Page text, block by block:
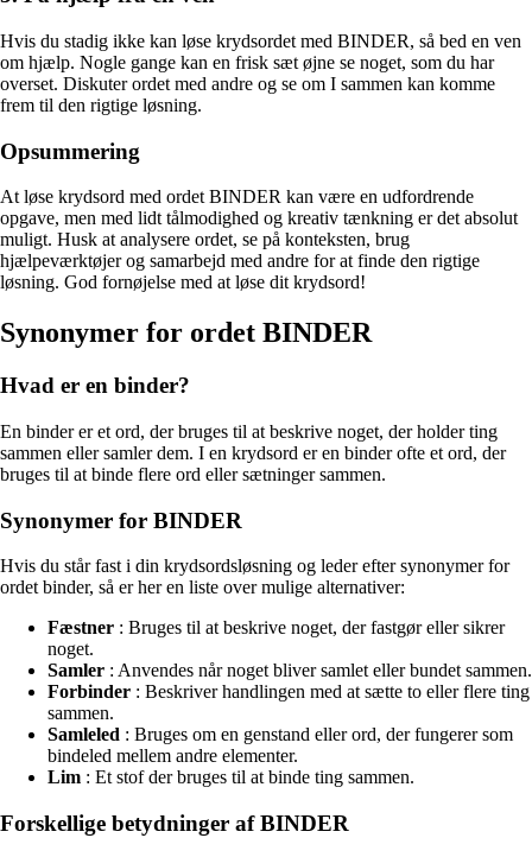
Hvis du stadig ikke kan løse krydsordet med BINDER, så bed en ven
om hjælp. Nogle gange kan en frisk sæt øjne se noget, som du har
overset. Diskuter ordet med andre og se om I sammen kan komme
frem til den rigtige løsning.
Opsummering
At løse krydsord med ordet BINDER kan være en udfordrende
opgave, men med lidt tålmodighed og kreativ tænkning er det absolut
muligt. Husk at analysere ordet, se på konteksten, brug
hjælpeværktøjer og samarbejd med andre for at finde den rigtige
løsning. God fornøjelse med at løse dit krydsord!
Synonymer for ordet BINDER
Hvad er en binder?
En binder er et ord, der bruges til at beskrive noget, der holder ting
sammen eller samler dem. I en krydsord er en binder ofte et ord, der
bruges til at binde flere ord eller sætninger sammen.
Synonymer for BINDER
Hvis du står fast i din krydsordsløsning og leder efter synonymer for
ordet binder, så er her en liste over mulige alternativer:
Fæstner : Bruges til at beskrive noget, der fastgør eller sikrer
noget.
Samler : Anvendes når noget bliver samlet eller bundet sammen.
Forbinder : Beskriver handlingen med at sætte to eller flere ting
sammen.
Samleled : Bruges om en genstand eller ord, der fungerer som
bindeled mellem andre elementer.
Lim : Et stof der bruges til at binde ting sammen.
Forskellige betydninger af BINDER